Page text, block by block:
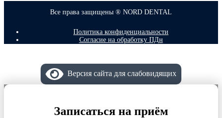
Все права защищены ® NORD DENTAL
Политика конфиденциальности
Согласие на обработку ПДн
Версия сайта для слабовидящих
Записаться на приём